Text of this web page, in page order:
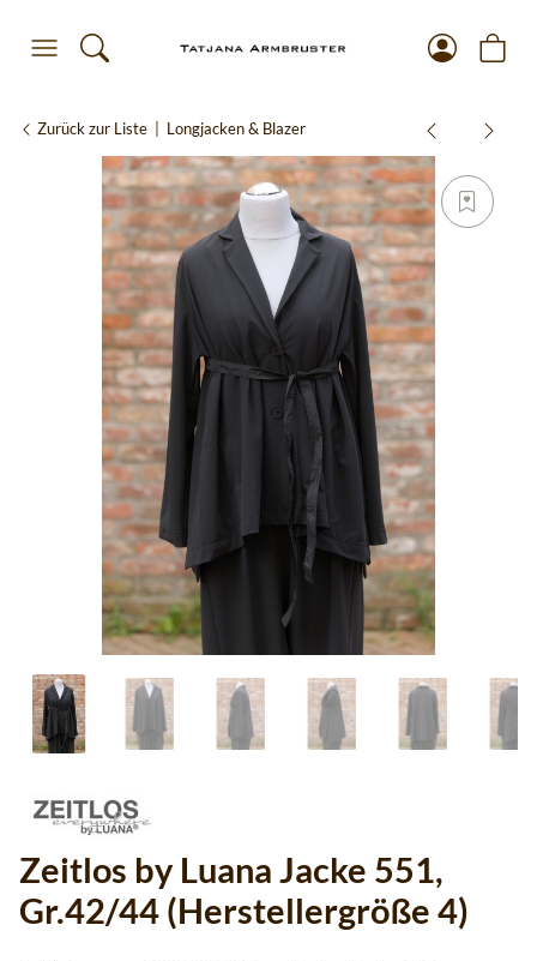
Zurück zur Liste Longjacken & Blazer
Zeitlos by Luana Jacke 551,
Gr.42/44 (Herstellergröße 4)